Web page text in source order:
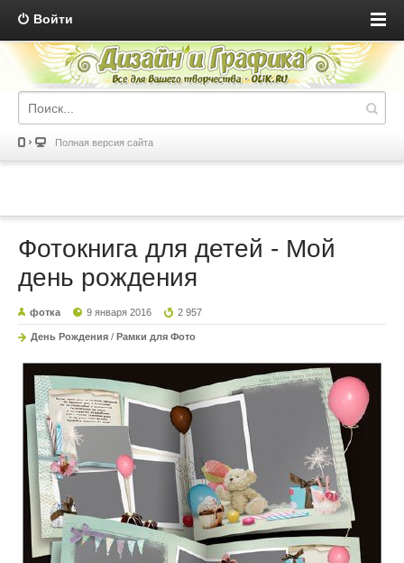
Войти
Полная версия сайта
Фотокнига для детей - Мой
день рождения
фотка 9 января 2016 2 957
День Рождения / Рамки для Фото